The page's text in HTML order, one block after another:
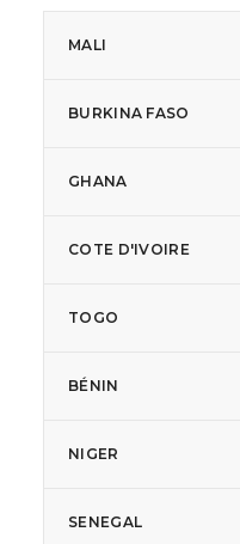
MALI
BURKINA FASO
GHANA
COTE D'IVOIRE
TOGO
BÉNIN
NIGER
SENEGAL